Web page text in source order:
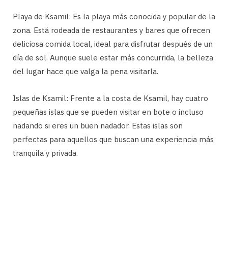
Playa de Ksamil: Es la playa más conocida y popular de la
zona. Está rodeada de restaurantes y bares que ofrecen
deliciosa comida local, ideal para disfrutar después de un
día de sol. Aunque suele estar más concurrida, la belleza
del lugar hace que valga la pena visitarla.
Islas de Ksamil: Frente a la costa de Ksamil, hay cuatro
pequeñas islas que se pueden visitar en bote o incluso
nadando si eres un buen nadador. Estas islas son
perfectas para aquellos que buscan una experiencia más
tranquila y privada.